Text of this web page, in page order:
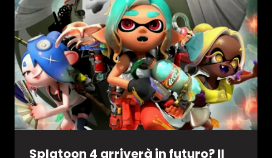
Splatoon 4 arriverà in futuro? Il